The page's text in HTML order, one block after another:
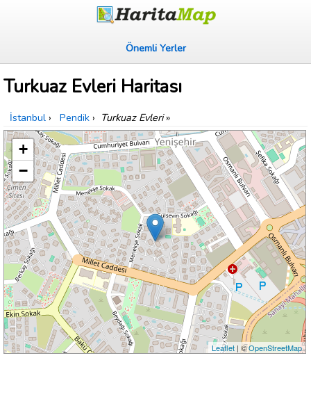
Önemli Yerler
Turkuaz Evleri Haritası
İstanbul › Pendik › Turkuaz Evleri»
+
−
Leaflet| ©OpenStreetMap